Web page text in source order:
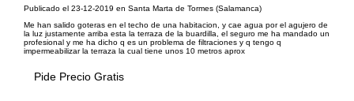
Publicado el 23-12-2019 en Santa Marta de Tormes (Salamanca)
Me han salido goteras en el techo de una habitacion, y cae agua por el agujero de
la luz justamente arriba esta la terraza de la buardilla, el seguro me ha mandado un
profesional y me ha dicho q es un problema de filtraciones y q tengo q
impermeabilizar la terraza la cual tiene unos 10 metros aprox
Pide Precio Gratis